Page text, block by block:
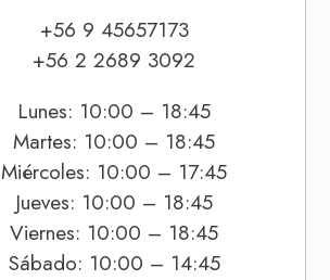
+56 9 45657173
+56 2 2689 3092
Lunes: 10:00 – 18:45
Martes: 10:00 – 18:45
Miércoles: 10:00 – 17:45
Jueves: 10:00 – 18:45
Viernes: 10:00 – 18:45
Sábado: 10:00 – 14:45